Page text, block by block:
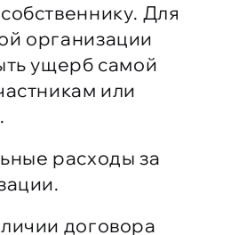
Для
организации
ущерб самой
или
расходы за
договора